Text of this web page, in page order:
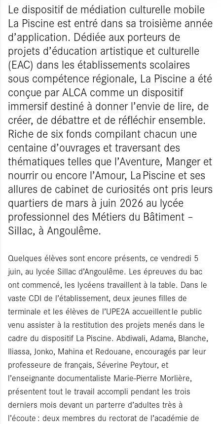
Le dispositif de médiation culturelle mobile
La Piscine est entré dans sa troisième année
d’application. Dédiée aux porteurs de
projets d’éducation artistique et culturelle
(EAC) dans les établissements scolaires
sous compétence régionale, La Piscine a été
conçue par ALCA comme un dispositif
immersif destiné à donner l’envie de lire, de
créer, de débattre et de réfléchir ensemble.
Riche de six fonds compilant chacun une
centaine d’ouvrages et traversant des
thématiques telles que l’Aventure, Manger et
nourrir ou encore l’Amour, La Piscine et ses
allures de cabinet de curiosités ont pris leurs
quartiers de mars à juin 2026 au lycée
professionnel des Métiers du Bâtiment –
Sillac, à Angoulême.
Quelques élèves sont encore présents, ce vendredi 5
juin, au lycée Sillac d’Angoulême. Les épreuves du bac
ont commencé, les lycéens travaillent à la table. Dans le
vaste CDI de l’établissement, deux jeunes filles de
terminale et les élèves de l’UPE2A accueillent le public
venu assister à la restitution des projets menés dans le
cadre du dispositif La Piscine. Abdiwali, Adama, Blanche,
Iliassa, Jonko, Mahina et Redouane, encouragés par leur
professeure de français, Séverine Peytour, et
l’enseignante documentaliste Marie-Pierre Morlière,
présentent tout le travail accompli pendant les trois
derniers mois devant un parterre d’adultes très à
l’écoute : deux membres du rectorat de l’académie de